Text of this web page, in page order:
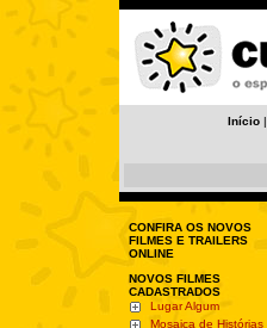
Início |
CONFIRA OS NOVOS
FILMES E TRAILERS
ONLINE
NOVOS FILMES
CADASTRADOS
Lugar Algum
Mosaica de Histórias